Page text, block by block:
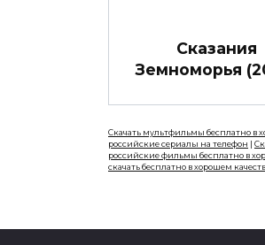
Сказания
Земноморья
Скачать мультфильмы бесплатно в
российские сериалы на телефон |
российские фильмы бесплатно в
скачать бесплатно в хорошем